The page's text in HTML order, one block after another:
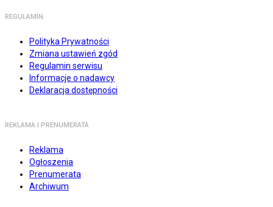
REGULAMIN
Polityka Prywatności
Zmiana ustawień zgód
Regulamin serwisu
Informacje o nadawcy
Deklaracja dostępności
REKLAMA I PRENUMERATA
Reklama
Ogłoszenia
Prenumerata
Archiwum